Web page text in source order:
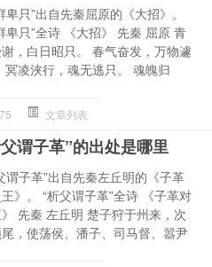
卑只”出自先秦屈原的《大招》。
卑只”全诗 《大招》 先秦 屈原 青
，白日昭只。 春气奋发，万物遽
冥凌浃行，魂无逃只。 魂魄归
文章列表
谓子革”的出处是哪里
谓子革”出自先秦左丘明的《子革
》。 “析父谓子革”全诗 《子革对
先秦 左丘明 楚子狩于州来，次
，使荡侯、潘子、司马督、嚣尹